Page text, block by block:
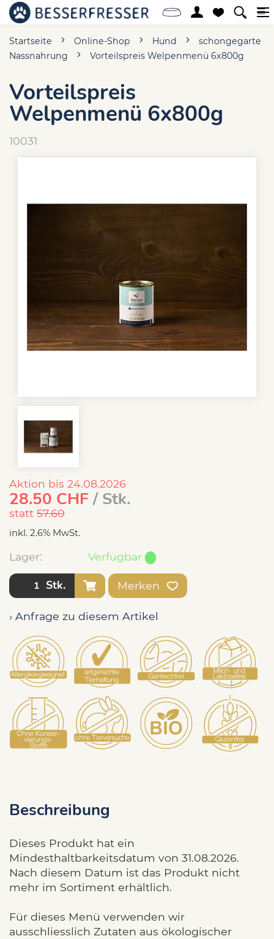
Startseite Online-Shop Hund
schongegarte
Nassnahrung
Vorteilspreis Welpenmenü 6x800g
Vorteilspreis
Welpenmenü 6x800g
10031
Aktion bis 24.08.2026
28.50 CHF / Stk.
statt 57.60
inkl. 2.6% MwSt.
Lager: Verfügbar
Stk. Merken
› Anfrage zu diesem Artikel
Beschreibung
Dieses Produkt hat ein
Mindesthaltbarkeitsdatum von 31.08.2026.
Nach diesem Datum ist das Produkt nicht
mehr im Sortiment erhältlich.
Für dieses Menü verwenden wir
ausschliesslich Zutaten aus ökologischer